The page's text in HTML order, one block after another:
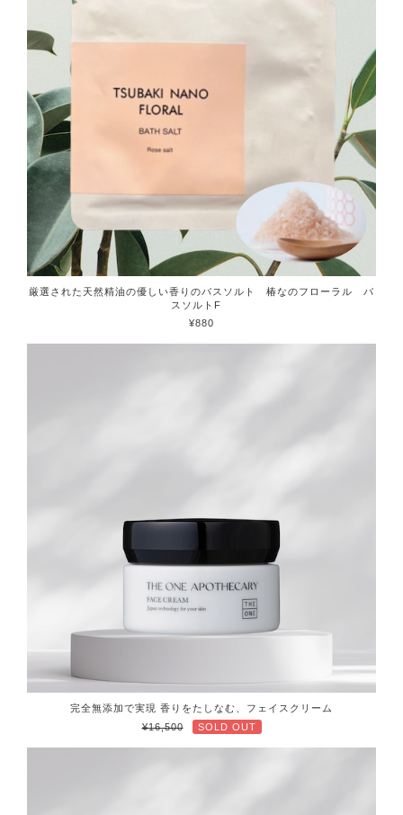
厳選された天然精油の優しい香りのバスソルト 椿なのフローラル バ
スソルトF
¥880
完全無添加で実現 香りをたしなむ、フェイスクリーム
¥16,500
SOLD OUT